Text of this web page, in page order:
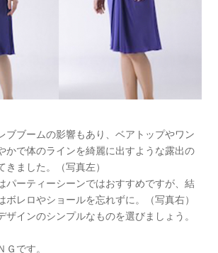
ブブームの影響もあり、ベアトップやワン
かで体のラインを綺麗に出すような露出の
きました。（写真左）
パーティーシーンではおすすめですが、結
ボレロやショールを忘れずに。（写真右）
ザインのシンプルなものを選びましょう。
Ｇです。